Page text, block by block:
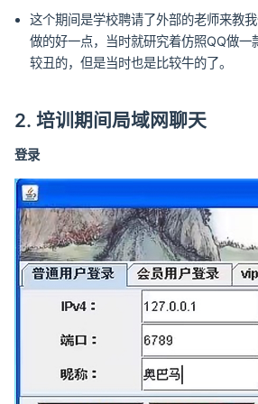
这个期间是学校聘请了外部的老师来教
做的好一点，当时就研究着仿照QQ做一
较丑的，但是当时也是比较牛的了。
2. 培训期间局域网聊天
登录